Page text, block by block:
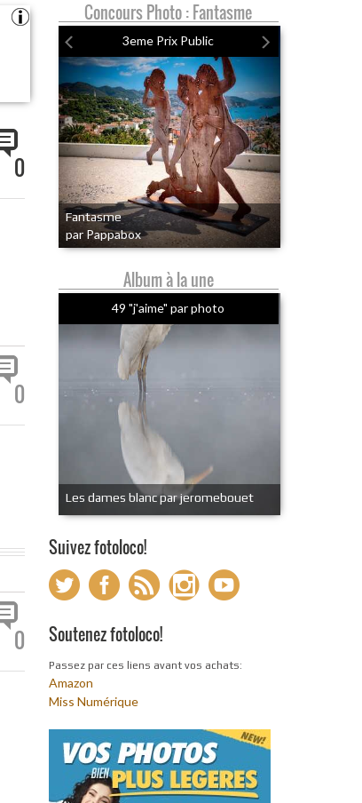
0
0
0
Concours Photo : Fantasme
3eme Prix Public
Fantasme
par Pappabox
Album à la une
49 "j'aime" par photo
Les dames blanc par jeromebouet
Suivez fotoloco!
Soutenez fotoloco!
Passez par ces liens avant vos achats:
Amazon
Miss Numérique